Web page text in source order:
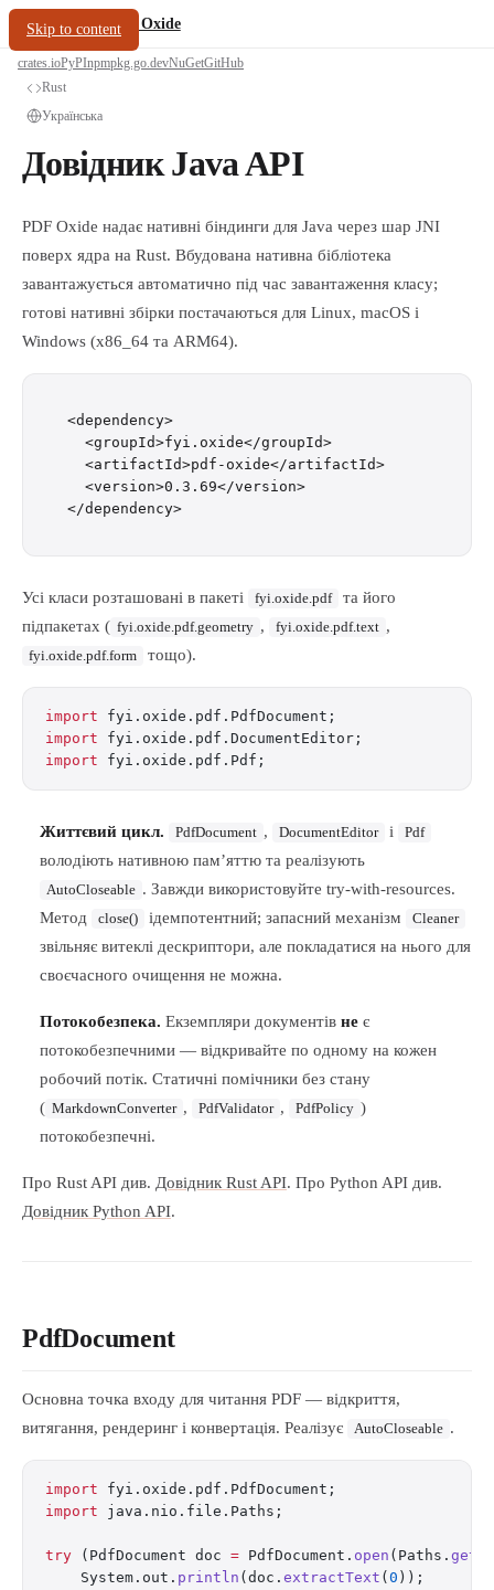
Skip to content
oxide.fyi/PDF Oxide
crates.ioPyPInpmpkg.go.devNuGetGitHub
Rust
Українська
Довідник Java API
PDF Oxide надає нативні біндинги для Java через шар JNI
поверх ядра на Rust. Вбудована нативна бібліотека
завантажується автоматично під час завантаження класу;
готові нативні збірки постачаються для Linux, macOS і
Windows (x86_64 та ARM64).
<dependency>
  <groupId>fyi.oxide</groupId>
  <artifactId>pdf-oxide</artifactId>
  <version>0.3.69</version>
Усі класи розташовані в пакеті fyi.oxide.pdf
та його
підпакетах ( fyi.oxide.pdf.geometry , fyi.oxide.pdf.text ,
fyi.oxide.pdf.form тощо).
import fyi.oxide.pdf.PdfDocument;
import fyi.oxide.pdf.DocumentEditor;
import fyi.oxide.pdf.Pdf;
Життєвий цикл. PdfDocument , DocumentEditor і Pdf
володіють нативною пам’яттю та реалізують
AutoCloseable . Завжди використовуйте try-with-resources.
Метод
close() ідемпотентний; запасний механізм Cleaner
звільняє витеклі дескриптори, але покладатися на нього для
своєчасного очищення не можна.
Потокобезпека. Екземпляри документів не є
потокобезпечними — відкривайте по одному на кожен
робочий потік. Статичні помічники без стану
( MarkdownConverter , PdfValidator , PdfPolicy )
потокобезпечні.
Про Rust API див. Довідник Rust API. Про Python API див.
Довідник Python API.
PdfDocument
Основна точка входу для читання PDF — відкриття,
витягання, рендеринг і конвертація. Реалізує
AutoCloseable .
import fyi.oxide.pdf.PdfDocument;
import java.nio.file.Paths;
try (PdfDocument doc = PdfDocument. open (Paths. get
    System.out.
println (doc. extractText ( 0 ));